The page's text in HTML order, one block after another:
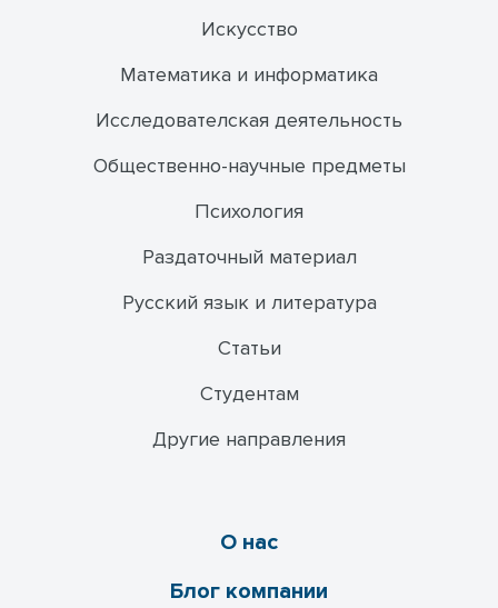
Искусство
Математика и информатика
Исследователская деятельность
Общественно-научные предметы
Психология
Раздаточный материал
Русский язык и литература
Статьи
Студентам
Другие направления
О нас
Блог компании